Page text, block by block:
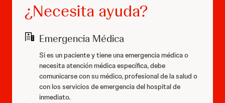
¿Necesita ayuda?
Emergencia Médica
Si es un paciente y tiene una emergencia médica o
necesita atención médica específica, debe
comunicarse con su médico, profesional de la salud o
con los servicios de emergencia del hospital de
inmediato.